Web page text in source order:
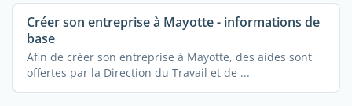
Créer son entreprise à Mayotte - informations de
base
Afin de créer son entreprise à Mayotte, des aides sont
offertes par la Direction du Travail et de ...